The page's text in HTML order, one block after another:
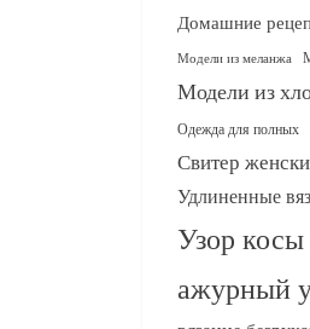
Домашние
Модели из меланжа
Модели из
Одежда для полных
Свитер
Удлиненные
Узор косы
ажурный